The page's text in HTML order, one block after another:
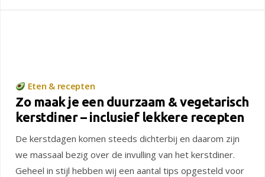
Eten & recepten
Zo maak je een duurzaam & vegetarisch
kerstdiner – inclusief lekkere recepten
De kerstdagen komen steeds dichterbij en daarom zijn
we massaal bezig over de invulling van het kerstdiner.
Geheel in stijl hebben wij een aantal tips opgesteld voor